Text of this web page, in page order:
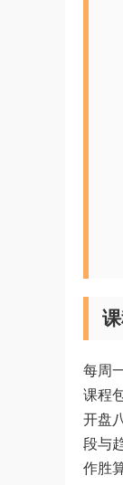
每周
课程
开盘
段与
作胜